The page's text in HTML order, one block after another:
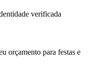
verificada
orçamento para festas e